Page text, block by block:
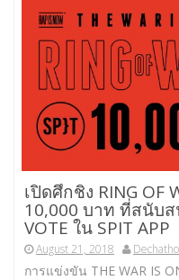
เปิดศึกชิง RING OF
10,000 บาท ที่สนับส
VOTE ใน SPIT APP
August 21, 2018
การแข่งขัน THE WAR IS